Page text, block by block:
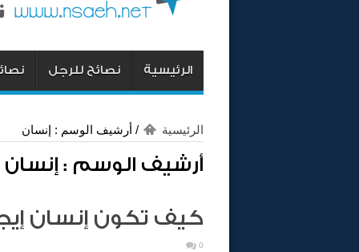
الرئيسية نصائح للرجل
الرئيسية / أرشيف الوسم : إنسان
أرشيف الوسم : إنسان
كيف تكون إنسان
0